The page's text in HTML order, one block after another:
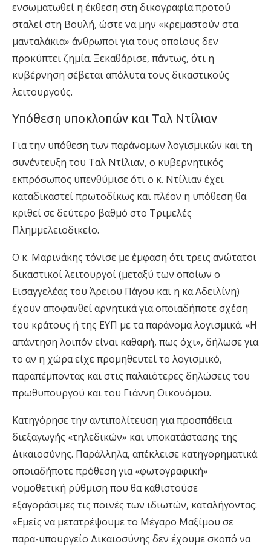
ενσωματωθεί η έκθεση στη δικογραφία προτού
σταλεί στη Βουλή, ώστε να μην «κρεμαστούν στα
μανταλάκια» άνθρωποι για τους οποίους δεν
προκύπτει ζημία. Ξεκαθάρισε, πάντως, ότι η
κυβέρνηση σέβεται απόλυτα τους δικαστικούς
λειτουργούς.
Υπόθεση υποκλοπών και Ταλ Ντίλιαν
Για την υπόθεση των παράνομων λογισμικών και τη
συνέντευξη του Ταλ Ντίλιαν, ο κυβερνητικός
εκπρόσωπος υπενθύμισε ότι ο κ. Ντίλιαν έχει
καταδικαστεί πρωτοδίκως και πλέον η υπόθεση θα
κριθεί σε δεύτερο βαθμό στο Τριμελές
Πλημμελειοδικείο.
Ο κ. Μαρινάκης τόνισε με έμφαση ότι τρεις ανώτατοι
δικαστικοί λειτουργοί (μεταξύ των οποίων ο
Εισαγγελέας του Άρειου Πάγου και η κα Αδειλίνη)
έχουν αποφανθεί αρνητικά για οποιαδήποτε σχέση
του κράτους ή της ΕΥΠ με τα παράνομα λογισμικά. «Η
απάντηση λοιπόν είναι καθαρή, πως όχι», δήλωσε για
το αν η χώρα είχε προμηθευτεί το λογισμικό,
παραπέμποντας και στις παλαιότερες δηλώσεις του
πρωθυπουργού και του Γιάννη Οικονόμου.
Κατηγόρησε την αντιπολίτευση για προσπάθεια
διεξαγωγής «τηλεδικών» και υποκατάστασης της
Δικαιοσύνης. Παράλληλα, απέκλεισε κατηγορηματικά
οποιαδήποτε πρόθεση για «φωτογραφική»
νομοθετική ρύθμιση που θα καθιστούσε
εξαγοράσιμες τις ποινές των ιδιωτών, καταλήγοντας:
«Εμείς να μετατρέψουμε το Μέγαρο Μαξίμου σε
παρα-υπουργείο Δικαιοσύνης δεν έχουμε σκοπό να